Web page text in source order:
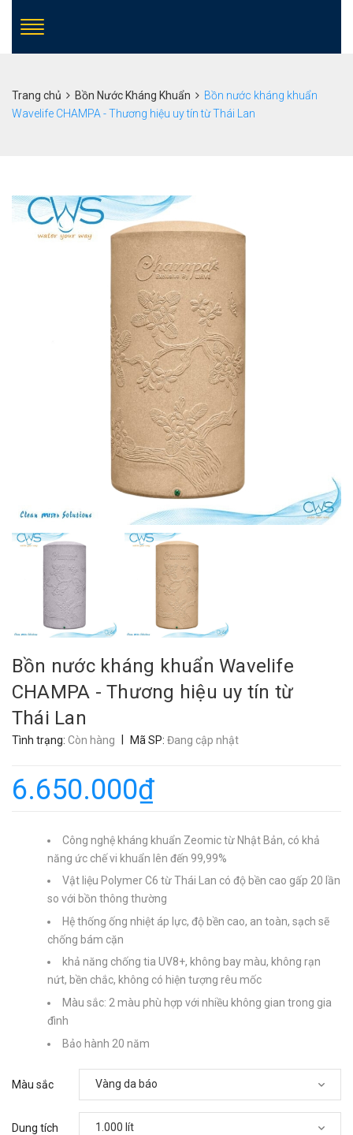
Trang chủ Bồn Nước Kháng Khuẩn
Bồn nước kháng khuẩn
Wavelife CHAMPA - Thương hiệu uy tín từ Thái Lan
Bồn nước kháng khuẩn Wavelife
CHAMPA - Thương hiệu uy tín từ
Thái Lan
Tình trạng: Còn hàng Mã SP: Đang cập nhật
6.650.000₫
Công nghệ kháng khuẩn Zeomic từ Nhật Bản, có khả
năng ức chế vi khuẩn lên đến 99,99%
Vật liệu Polymer C6 từ Thái Lan có độ bền cao gấp 20 lần
so với bồn thông thường
Hệ thống ống nhiệt áp lực, độ bền cao, an toàn, sạch sẽ
chống bám cặn
khả năng chống tia UV8+, không bay màu, không rạn
nứt, bền chắc, không có hiện tượng rêu mốc
Màu sắc: 2 màu phù hợp với nhiều không gian trong gia
đình
Bảo hành 20 năm
Màu sắc
Dung tích